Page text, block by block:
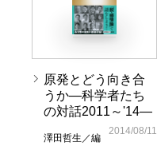
原発とどう向き合
うか―科学者たち
の対話2011～'14―
澤田哲生／編
2014/08/11